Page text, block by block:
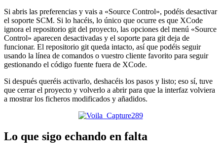
Si abris las preferencias y vais a «Source Control», podéis desactivar
el soporte SCM. Si lo hacéis, lo único que ocurre es que XCode
ignora el repositorio git del proyecto, las opciones del menú «Source
Control» aparecen desactivadas y el soporte para git deja de
funcionar. El repositorio git queda intacto, así que podéis seguir
usando la línea de comandos o vuestro cliente favorito para seguir
gestionando el código fuente fuera de XCode.
Si después queréis activarlo, deshacéis los pasos y listo; eso sí, tuve
que cerrar el proyecto y volverlo a abrir para que la interfaz volviera
a mostrar los ficheros modificados y añadidos.
Lo que sigo echando en falta